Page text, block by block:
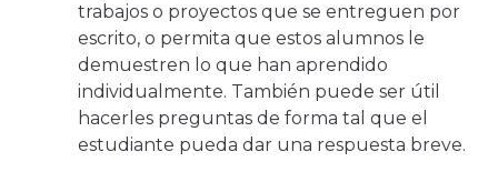
trabajos o proyectos que se entreguen por
escrito, o permita que estos alumnos le
demuestren lo que han aprendido
individualmente. También puede ser útil
hacerles preguntas de forma tal que el
estudiante pueda dar una respuesta breve.